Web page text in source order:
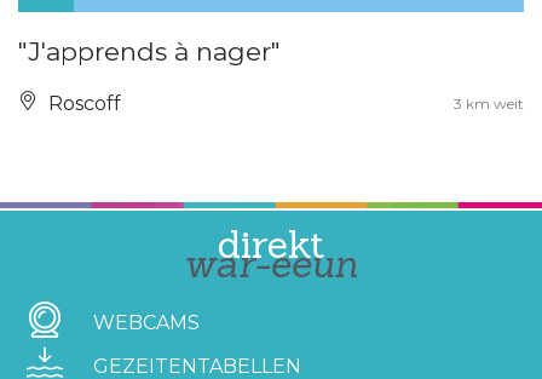
"J'apprends à nager"
Roscoff 3 km weit
direkt
war-eeun
WEBCAMS
GEZEITENTABELLEN